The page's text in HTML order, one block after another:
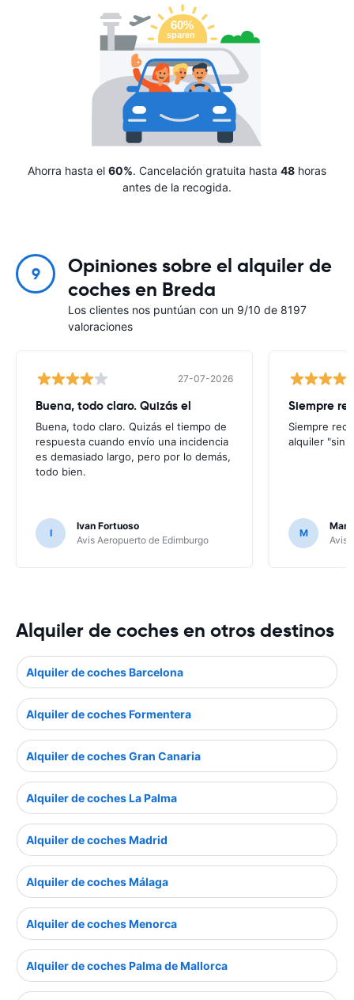
Ahorra hasta el 60%. Cancelación gratuita hasta 48 horas
antes de la recogida.
9
Opiniones sobre el alquiler de
coches en Breda
Los clientes nos puntúan con un 9/10 de 8197
valoraciones
27-07-2026
Buena, todo claro. Quizás el
Buena, todo claro. Quizás el tiempo de
respuesta cuando envío una incidencia
es demasiado largo, pero por lo demás,
todo bien.
I
Ivan Fortuoso
Avis Aeropuerto de Edimburgo
Siempre
Siempre
alquiler "sin
M
Avis
Alquiler de coches en otros destinos
Alquiler de coches Barcelona
Alquiler de coches Formentera
Alquiler de coches Gran Canaria
Alquiler de coches La Palma
Alquiler de coches Madrid
Alquiler de coches Málaga
Alquiler de coches Menorca
Alquiler de coches Palma de Mallorca